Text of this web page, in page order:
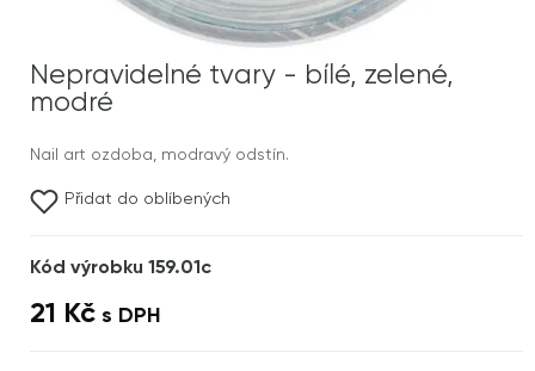
Nepravidelné tvary - bílé, zelené,
modré
Nail art ozdoba, modravý odstín.
Přidat do oblíbených
Kód výrobku 159.01c
21 Kč s DPH